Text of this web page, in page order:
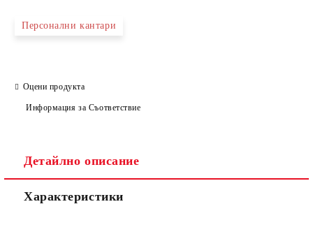
Персонални кантари
Оцени продукта
Информация за Съответствие
Детайлно описание
Характеристики